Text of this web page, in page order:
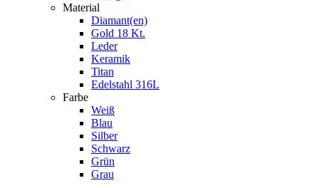
Material
Diamant(en)
Gold 18 Kt.
Leder
Keramik
Titan
Edelstahl 316L
Farbe
Weiß
Blau
Silber
Schwarz
Grün
Grau